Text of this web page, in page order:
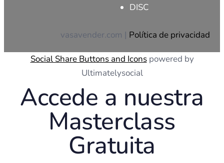
DISC
vasavender.com | Política de privacidad
Social Share Buttons and Iconspowered by
Ultimatelysocial
Accede a nuestra
Masterclass
Gratuita